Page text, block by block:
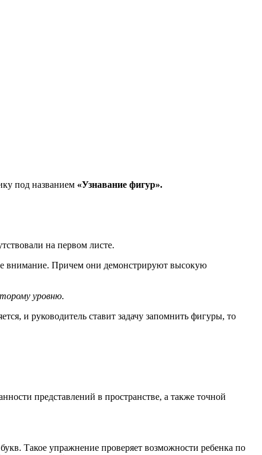
под названием «Узнавание фигур».
на первом листе.
внимание. Причем они демонстрируют высокую
уровню.
и руководитель ставит задачу запомнить фигуры, то
представлений в пространстве, а также точной
Такое упражнение проверяет возможности ребенка по